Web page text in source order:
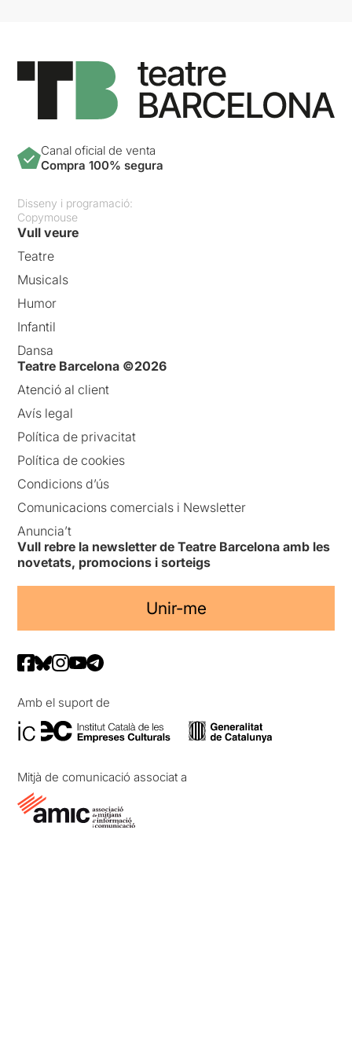
Canal oficial de venta
Compra 100% segura
Disseny i programació:
Copymouse
Vull veure
Teatre
Musicals
Humor
Infantil
Dansa
Teatre Barcelona ©2026
Atenció al client
Avís legal
Política de privacitat
Política de cookies
Condicions d’ús
Comunicacions comercials i Newsletter
Anuncia’t
Vull rebre la newsletter de Teatre Barcelona amb les
novetats, promocions i sorteigs
Unir-me
Amb el suport de
Mitjà de comunicació associat a